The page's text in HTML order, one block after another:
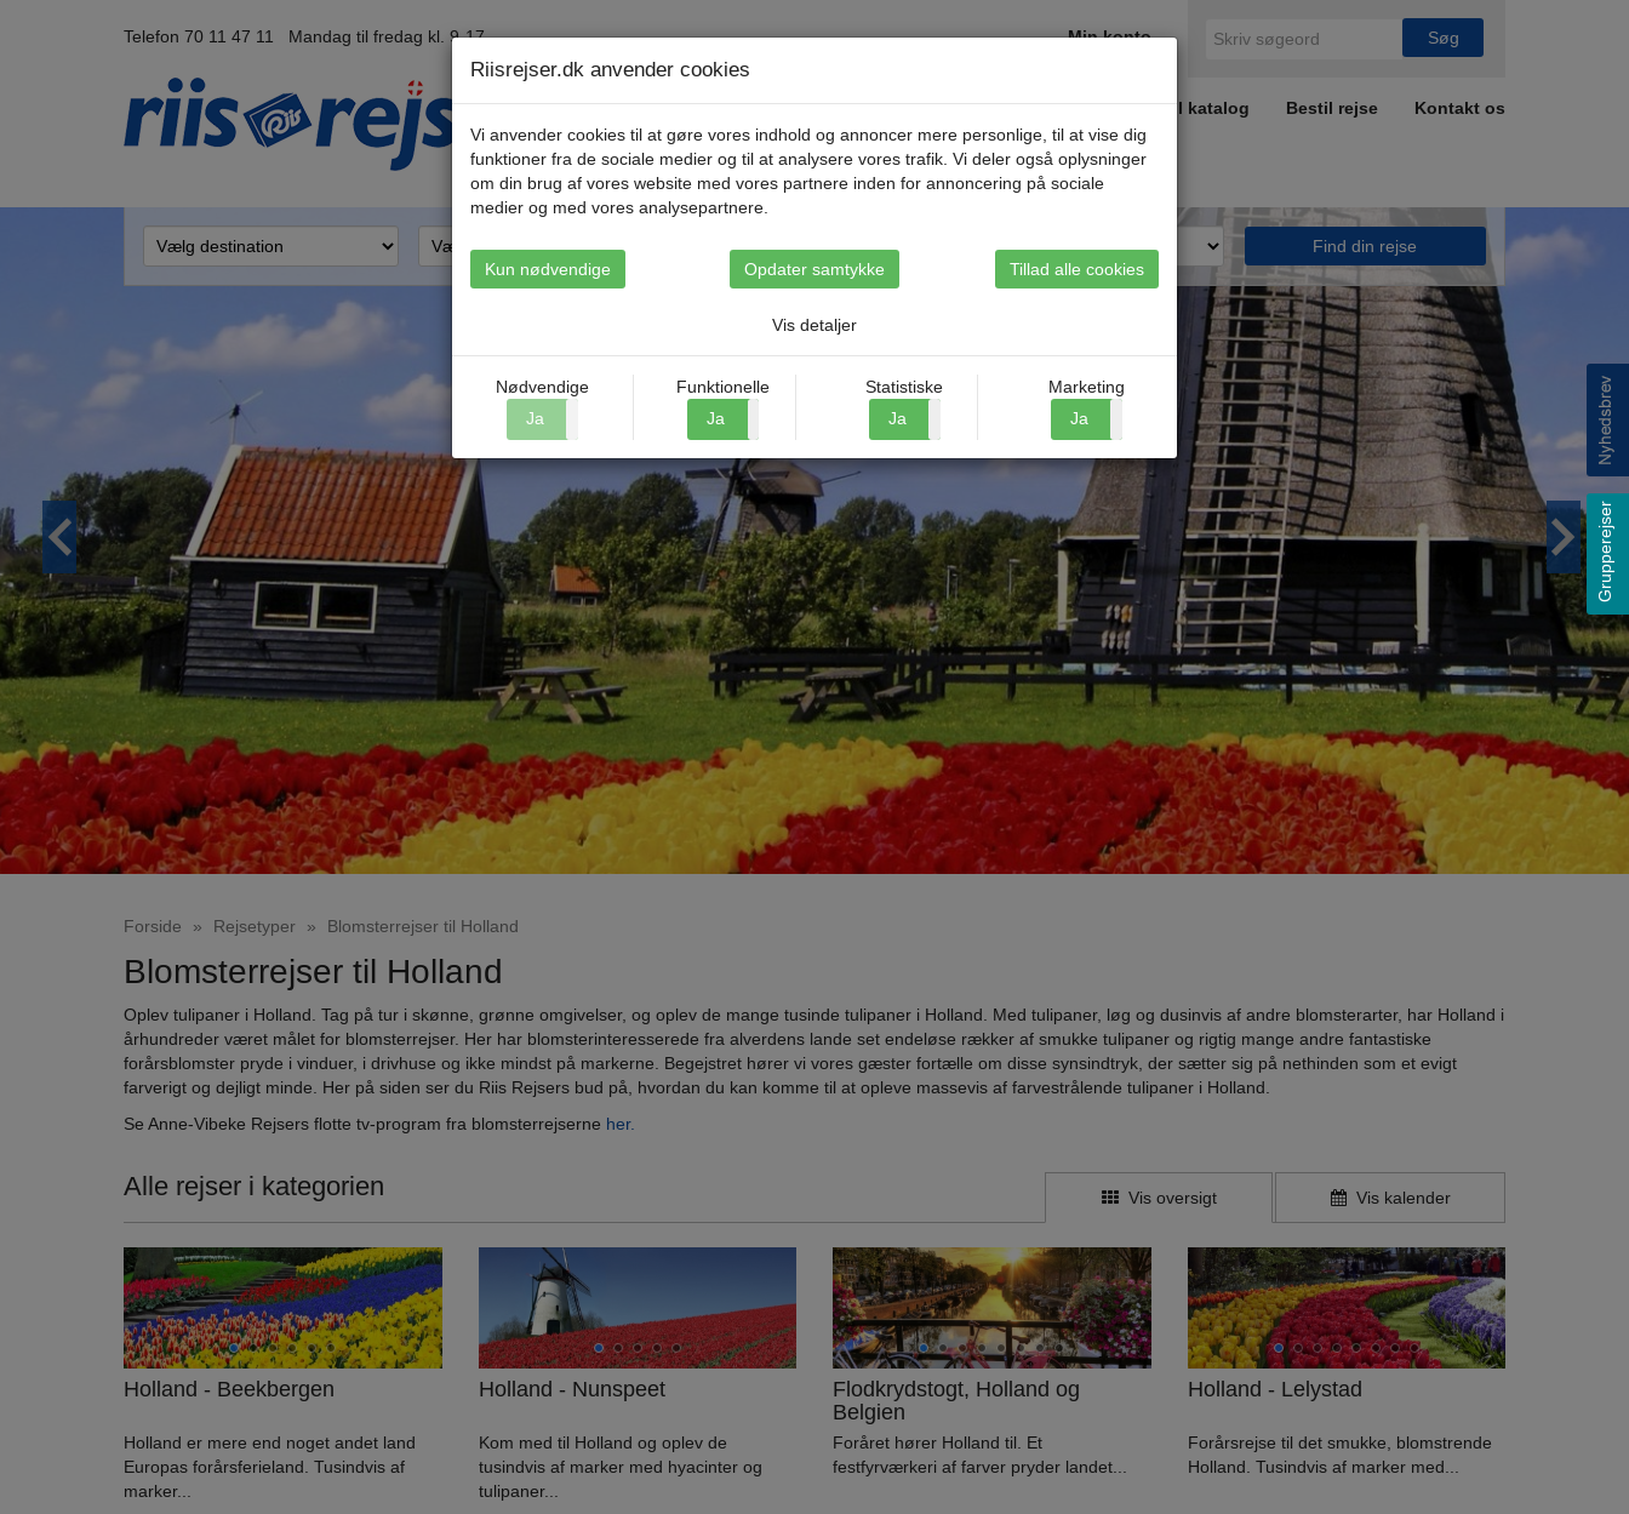
Telefon 70 11 47 11 Mandag til fredag kl. 9-17 Min konto
Destinationer Rejsetyper Om Riis Rejser Bestil katalog Bestil rejse Kontakt os
Find din rejse
Forside » Rejsetyper » Blomsterrejser til Holland
Blomsterrejser til Holland
Oplev tulipaner i Holland. Tag på tur i skønne, grønne omgivelser, og oplev de mange tusinde tulipaner i Holland. Med tulipaner, løg og dusinvis af andre blomsterarter, har Holland i
århundreder været målet for blomsterrejser. Her har blomsterinteresserede fra alverdens lande set endeløse rækker af smukke tulipaner og rigtig mange andre fantastiske
forårsblomster pryde i vinduer, i drivhuse og ikke mindst på markerne. Begejstret hører vi vores gæster fortælle om disse synsindtryk, der sætter sig på nethinden som et evigt
farverigt og dejligt minde. Her på siden ser du Riis Rejsers bud på, hvordan du kan komme til at opleve massevis af farvestrålende tulipaner i Holland.
Se Anne-Vibeke Rejsers flotte tv-program fra blomsterrejserne her.
Alle rejser i kategorien Vis oversigt Vis kalender
Holland - Beekbergen
Holland er mere end noget andet land
Europas forårsferieland. Tusindvis af
marker...
Holland - Nunspeet
Kom med til Holland og oplev de
tusindvis af marker med hyacinter og
tulipaner...
Flodkrydstogt, Holland og
Belgien
Foråret hører Holland til. Et
festfyrværkeri af farver pryder landet...
Holland - Lelystad
Forårsrejse til det smukke, blomstrende
Holland. Tusindvis af marker med...
Grupperejser
Riisrejser.dk anvender cookies
Vi anvender cookies til at gøre vores indhold og annoncer mere personlige, til at vise dig
funktioner fra de sociale medier og til at analysere vores trafik. Vi deler også oplysninger
om din brug af vores website med vores partnere inden for annoncering på sociale
medier og med vores analysepartnere.
Kun nødvendige Opdater samtykke Tillad alle cookies
Vis detaljer
Nødvendige
Ja
Funktionelle
Ja
Statistiske
Ja
Marketing
Ja